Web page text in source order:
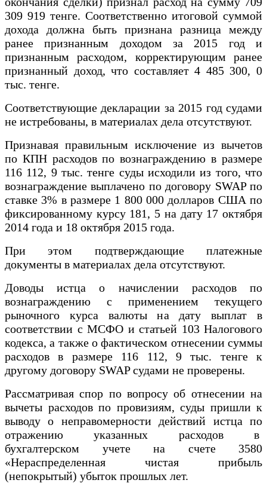
309 919 тенге. Соответственно итоговой суммой
дохода должна быть признана разница между
ранее признанным доходом за 2015 год и
признанным расходом, корректирующим ранее
признанный доход, что составляет 4 485 300, 0
тыс. тенге.
Соответствующие декларации за 2015 год судами
не истребованы, в материалах дела отсутствуют.
Признавая правильным исключение из вычетов
по КПН расходов по вознаграждению в размере
116 112, 9 тыс. тенге суды исходили из того, что
вознаграждение выплачено по договору SWAP по
ставке 3% в размере 1 800 000 долларов США по
фиксированному курсу 181, 5 на дату 17 октября
2014 года и 18 октября 2015 года.
При этом подтверждающие платежные
документы в материалах дела отсутствуют.
Доводы истца о начислении расходов по
вознаграждению с применением текущего
рыночного курса валюты на дату выплат в
соответствии с МСФО и статьей 103 Налогового
кодекса, а также о фактическом отнесении суммы
расходов в размере 116 112, 9 тыс. тенге к
другому договору SWAP судами не проверены.
Рассматривая спор по вопросу об отнесении на
вычеты расходов по провизиям, суды пришли к
выводу о неправомерности действий истца по
отражению указанных расходов в
бухгалтерском учете на счете 3580
«Нераспределенная чистая прибыль
(непокрытый) убыток прошлых лет.